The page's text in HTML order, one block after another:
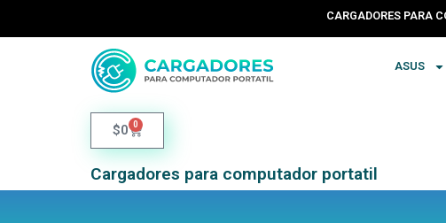
CARGADORES PARA
ASUS
$0 0
Cargadores para computador portatil